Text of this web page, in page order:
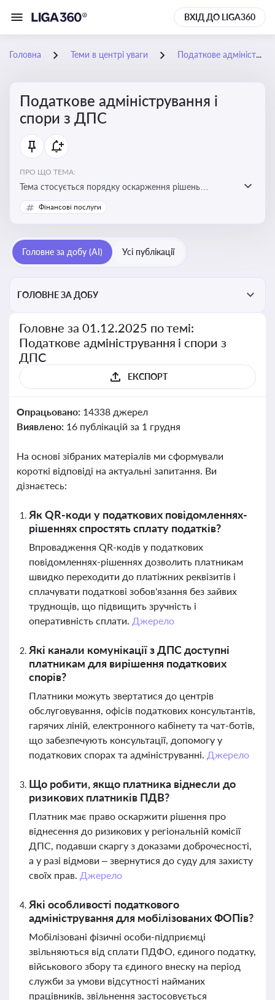
ВХІД ДО LIGA360
Головна Теми в центрі уваги Податкове адміністрування і спори з ДПС
Податкове адміністрування і
спори з ДПС
ПРО ЩО ТЕМА:
Тема стосується порядку оскарження рішень
податкових органів, що виникають внаслідок
податкових перевірок, та механізмів захисту прав
Фінансові послуги
Головне за добу (AI) Усі публікації
ГОЛОВНЕ ЗА ДОБУ
Головне за 01.12.2025 по темі:
Податкове адміністрування і спори з
ДПС
ЕКСПОРТ
Опрацьовано: 14338 джерел
Виявлено: 16 публікацій за 1 грудня
На основі зібраних матеріалів ми сформували
короткі відповіді на актуальні запитання. Ви
дізнаєтесь:
Як QR-коди у податкових повідомленнях-
рішеннях спростять сплату податків?
Впровадження QR-кодів у податкових
повідомленнях-рішеннях дозволить платникам
швидко переходити до платіжних реквізитів і
сплачувати податкові зобов'язання без зайвих
труднощів, що підвищить зручність і
оперативність сплати. Джерело
Які канали комунікації з ДПС доступні
платникам для вирішення податкових
спорів?
Платники можуть звертатися до центрів
обслуговування, офісів податкових консультантів,
гарячих ліній, електронного кабінету та чат-ботів,
що забезпечують консультації, допомогу у
податкових спорах та адмініструванні. Джерело
Що робити, якщо платника віднесли до
ризикових платників ПДВ?
Платник має право оскаржити рішення про
віднесення до ризикових у регіональній комісії
ДПС, подавши скаргу з доказами доброчесності,
а у разі відмови – звернутися до суду для захисту
своїх прав. Джерело
Які особливості податкового
адміністрування для мобілізованих ФОПів?
Мобілізовані фізичні особи-підприємці
звільняються від сплати ПДФО, єдиного податку,
військового збору та єдиного внеску на період
служби за умови відсутності найманих
працівників, звільнення застосовується